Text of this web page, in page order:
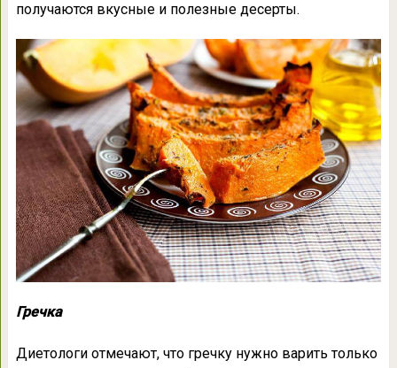
получаются вкусные и полезные десерты.
Гречка
Диетологи отмечают, что гречку нужно варить только